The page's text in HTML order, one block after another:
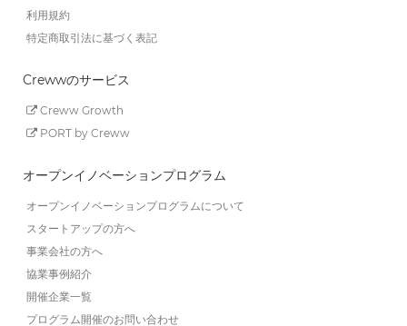
利用規約
特定商取引法に基づく表記
Crewwのサービス
Creww Growth
PORT by Creww
オープンイノベーションプログラム
オープンイノベーションプログラムについて
スタートアップの方へ
事業会社の方へ
協業事例紹介
開催企業一覧
プログラム開催のお問い合わせ